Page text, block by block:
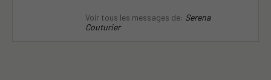
Voir tous les messages de: Serena
Couturier